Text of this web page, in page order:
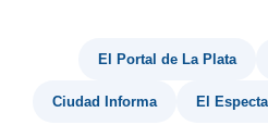
El Portal de La Plata
Ciudad Informa El